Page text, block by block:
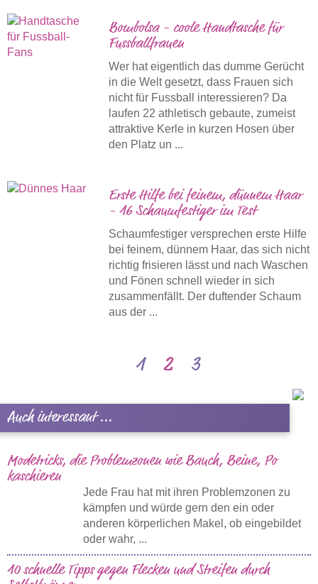
Bombolsa - coole Handtasche für
Fussballfrauen
Wer hat eigentlich das dumme Gerücht
in die Welt gesetzt, dass Frauen sich
nicht für Fussball interessieren? Da
laufen 22 athletisch gebaute, zumeist
attraktive Kerle in kurzen Hosen über
den Platz un ...
Erste Hilfe bei feinem, dünnem Haar
- 16 Schaumfestiger im Test
Schaumfestiger versprechen erste Hilfe
bei feinem, dünnem Haar, das sich nicht
richtig frisieren lässt und nach Waschen
und Fönen schnell wieder in sich
zusammenfällt. Der duftender Schaum
aus der ...
1 2 3
Auch interessant ...
Modetricks, die Problemzonen wie Bauch, Beine, Po
kaschieren
Jede Frau hat mit ihren Problemzonen zu
kämpfen und würde gern den ein oder
anderen körperlichen Makel, ob eingebildet
oder wahr, ...
10 schnelle Tipps gegen Flecken und Streifen durch